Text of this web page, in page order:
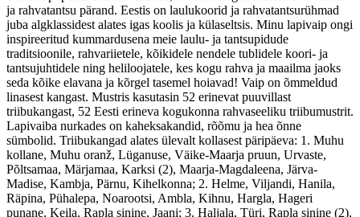
ja rahvatantsu pärand. Eestis on laulukoorid ja rahvatantsurühmad
juba algklassidest alates igas koolis ja külaseltsis. Minu lapivaip ongi
inspireeritud kummardusena meie laulu- ja tantsupidude
traditsioonile, rahvariietele, kõikidele nendele tublidele koori- ja
tantsujuhtidele ning heliloojatele, kes kogu rahva ja maailma jaoks
seda kõike elavana ja kõrgel tasemel hoiavad! Vaip on õmmeldud
linasest kangast. Mustris kasutasin 52 erinevat puuvillast
triibukangast, 52 Eesti erineva kogukonna rahvaseeliku triibumustrit.
Lapivaiba nurkades on kaheksakandid, rõõmu ja hea õnne
sümbolid. Triibukangad alates ülevalt kollasest päripäeva: 1. Muhu
kollane, Muhu oranž, Lüganuse, Väike-Maarja pruun, Urvaste,
Põltsamaa, Märjamaa, Karksi (2), Maarja-Magdaleena, Järva-
Madise, Kambja, Pärnu, Kihelkonna; 2. Helme, Viljandi, Hanila,
Räpina, Pühalepa, Noarootsi, Ambla, Kihnu, Hargla, Hageri
punane, Keila, Rapla sinine, Jaani; 3. Haljala, Türi, Rapla sinine (2),